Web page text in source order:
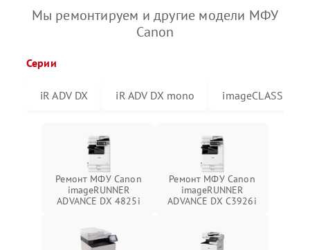
Мы ремонтируем и другие модели МФУ
Canon
Серии
iR ADV DX iR ADV DX mono imageCLASS
Ремонт МФУ Canon
imageRUNNER
ADVANCE DX 4825i
Ремонт МФУ Canon
imageRUNNER
ADVANCE DX C3926i